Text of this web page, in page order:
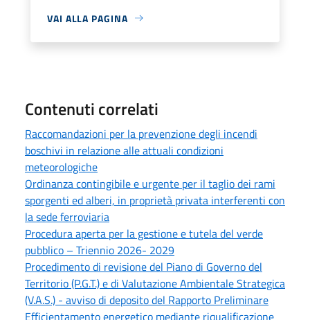
VAI ALLA PAGINA
Contenuti correlati
Raccomandazioni per la prevenzione degli incendi
boschivi in relazione alle attuali condizioni
meteorologiche
Ordinanza contingibile e urgente per il taglio dei rami
sporgenti ed alberi, in proprietà privata interferenti con
la sede ferroviaria
Procedura aperta per la gestione e tutela del verde
pubblico – Triennio 2026- 2029
Procedimento di revisione del Piano di Governo del
Territorio (P.G.T.) e di Valutazione Ambientale Strategica
(V.A.S.) - avviso di deposito del Rapporto Preliminare
Efficientamento energetico mediante riqualificazione